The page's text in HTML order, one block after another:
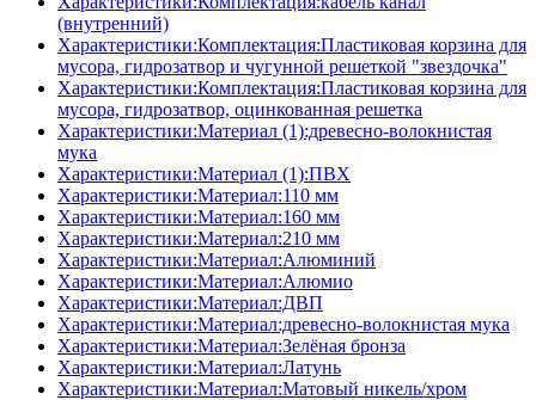
(внутренний)
Характеристики:Комплектация:Пластиковая корзина для
мусора, гидрозатвор и чугунной решеткой "звездочка"
Характеристики:Комплектация:Пластиковая корзина для
мусора, гидрозатвор, оцинкованная решетка
Характеристики:Материал (1):древесно-волокнистая
мука
Характеристики:Материал (1):ПВХ
Характеристики:Материал:110 мм
Характеристики:Материал:160 мм
Характеристики:Материал:210 мм
Характеристики:Материал:Алюминий
Характеристики:Материал:Алюмио
Характеристики:Материал:ДВП
Характеристики:Материал:древесно-волокнистая мука
Характеристики:Материал:Зелёная бронза
Характеристики:Материал:Латунь
Характеристики:Материал:Матовый никель/хром